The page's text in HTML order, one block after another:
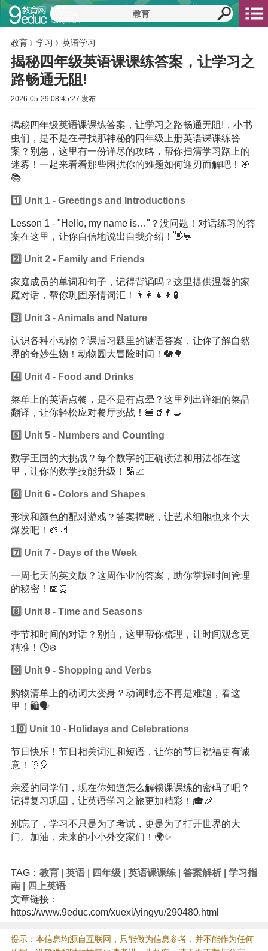
教育 》 学习 》 英语学习
揭秘四年级英语课课练答案，让学习之
路畅通无阻!
2026-05-29 08:45:27 发布
揭秘四年级英语课课练答案，让学习 之路畅通无阻!，小书
虫们，是不是在寻找那神秘的四年级上册英语课课练答
案？别急，这里有一份详尽的攻略，帮你扫清学习路上的
迷雾！一起来看看那些困扰你的难题如何迎刃而解吧！🎯
📚
1️⃣ Unit 1 - Greetings and Introductions
Lesson 1 - "Hello, my name is…"？没问题！对话练习的答
案在这里，让你自信地说出自我介绍！👋💬
2️⃣ Unit 2 - Family and Friends
家庭成员的单词和句子，记得背诵吗？这里提供温馨的家
庭对话，帮你巩固亲情词汇！👨‍👩‍👧‍👦🧪
3️⃣ Unit 3 - Animals and Nature
认识各种小动物？课后习题里的谜语答案，让你了解自然
界的奇妙生物！动物园大冒险时间！🐘🌳
4️⃣ Unit 4 - Food and Drinks
菜单上的英语点餐，是不是有点晕？这里列出详细的菜品
翻译，让你轻松应对餐厅挑战！🍔🥤👨‍🍳
5️⃣ Unit 5 - Numbers and Counting
数字王国的大挑战？每个数字的正确读法和用法都在这
里，让你的数学技能升级！🔢📈
6️⃣ Unit 6 - Colors and Shapes
形状和颜色的配对游戏？答案揭晓，让艺术细胞也来个大
爆发吧！🎨📐
7️⃣ Unit 7 - Days of the Week
一周七天的英文版？这周作业的答案，助你掌握时间管理
的秘密！📅⏰
8️⃣ Unit 8 - Time and Seasons
季节和时间的对话？别怕，这里帮你梳理，让时间观念更
精准！🕒❄️
9️⃣ Unit 9 - Shopping and Verbs
购物清单上的动词大变身？动词时态不再是难题，看这
里！🛍️🗣️
10️⃣ Unit 10 - Holidays and Celebrations
节日快乐！节日相关词汇和短语，让你的节日祝福更有诚
意！🎊🎈
亲爱的同学们，现在你知道怎么解锁课课练的密码了吧？
记得复习巩固，让英语学习之旅更加精彩！🎓🎉
别忘了，学习不只是为了考试，更是为了打开世界的大
门。加油，未来的小小外交家们！🌍✨
TAG： 教育| 英语| 四年级| 英语课课练| 答案解析| 学习指
南|
四上英语
文章链接：
https://www.9educ.com/xuexi/yingyu/290480.html
提示：本信息均源自互联网，只能做为信息参考，并不能作为任何